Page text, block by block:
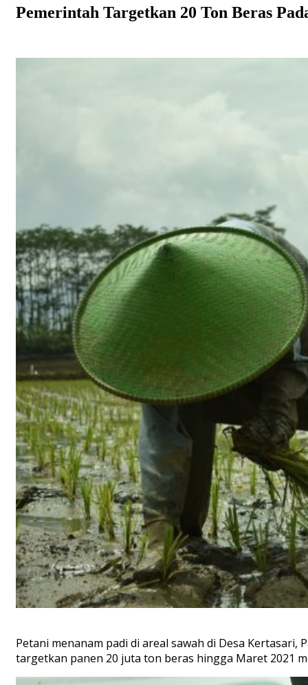
Pemerintah Targetkan 20 Ton Beras
Petani menanam padi di areal sawah di Desa
targetkan panen 20 juta ton beras hingga Maret 2021